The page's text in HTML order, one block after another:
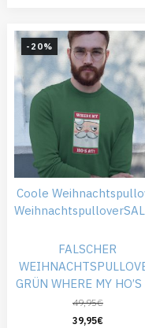
-20%
Coole
Weihnachtspullover
FALSCHER
GRÜN WHERE MY
49,95€
39,95€